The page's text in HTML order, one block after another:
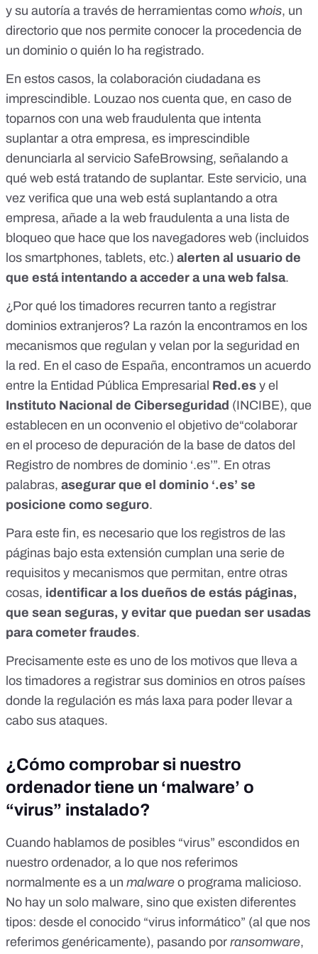
y su autoría a través de herramientas como whois, un
directorio que nos permite conocer la procedencia de
un dominio o quién lo ha registrado.
En estos casos, la colaboración ciudadana es
imprescindible. Louzao nos cuenta que, en caso de
toparnos con una web fraudulenta que intenta
suplantar a otra empresa, es imprescindible
denunciarla al servicio SafeBrowsing, señalando a
qué web está tratando de suplantar. Este servicio, una
vez verifica que una web está suplantando a otra
empresa, añade a la web fraudulenta a una lista de
bloqueo que hace que los navegadores web (incluidos
los smartphones, tablets, etc.) alerten al usuario de
que está intentando a acceder a una web falsa.
¿Por qué los timadores recurren tanto a registrar
dominios extranjeros? La razón la encontramos en los
mecanismos que regulan y velan por la seguridad en
la red. En el caso de España, encontramos un acuerdo
entre la Entidad Pública Empresarial Red.es y el
Instituto Nacional de Ciberseguridad (INCIBE), que
establecen en un oconvenio el objetivo de“colaborar
en el proceso de depuración de la base de datos del
Registro de nombres de dominio ‘.es’”. En otras
palabras, asegurar que el dominio ‘.es’ se
posicione como seguro.
Para este fin, es necesario que los registros de las
páginas bajo esta extensión cumplan una serie de
requisitos y mecanismos que permitan, entre otras
cosas, identificar a los dueños de estás páginas,
que sean seguras, y evitar que puedan ser usadas
para cometer fraudes.
Precisamente este es uno de los motivos que lleva a
los timadores a registrar sus dominios en otros países
donde la regulación es más laxa para poder llevar a
cabo sus ataques.
¿Cómo comprobar si nuestro
ordenador tiene un ‘malware’ o
“virus” instalado?
Cuando hablamos de posibles “virus” escondidos en
nuestro ordenador, a lo que nos referimos
normalmente es a un malware o programa malicioso.
No hay un solo malware, sino que existen diferentes
tipos: desde el conocido “virus informático” (al que nos
referimos genéricamente), pasando por ransomware,